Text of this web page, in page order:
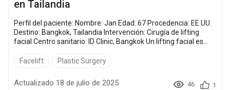
en Tailandia
Perfil del paciente: Nombre: Jan Edad: 67 Procedencia: EE.UU.
Destino: Bangkok, Tailandia Intervención: Cirugía de lifting
facial Centro sanitario: ID Clinic, Bangkok Un lifting facial es
que muchas personas recuperen la confianza en sí mismas y
envejecemos, la elasticidad natural de nuestra piel disminuye,
provocando flaci...
Facelift Plastic Surgery
Actualizado 18 de julio de 2025 46 1